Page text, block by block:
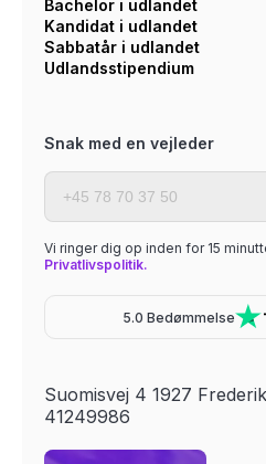
Bachelor i udlandet
Kandidat i udlandet
Sabbatår i udlandet
Udlandsstipendium
Snak med en vejleder
Vi ringer dig op inden for 15
Privatlivspolitik.
5.0 Bedømmelse
Suomisvej 4 1927
41249986